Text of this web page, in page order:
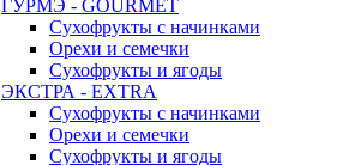
ГУРМЭ - GOURMET
Сухофрукты с начинками
Орехи и семечки
Сухофрукты и ягоды
ЭКСТРА - EXTRA
Сухофрукты с начинками
Орехи и семечки
Сухофрукты и ягоды